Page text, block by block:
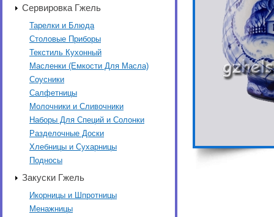
Сервировка Гжель
Тарелки и Блюда
Столовые Приборы
Текстиль Кухонный
Масленки (Емкости Для Масла)
Соусники
Салфетницы
Молочники и Сливочники
Наборы Для Специй и Солонки
Разделочные Доски
Хлебницы и Сухарницы
Подносы
Закуски Гжель
Икорницы и Шпротницы
Менажницы